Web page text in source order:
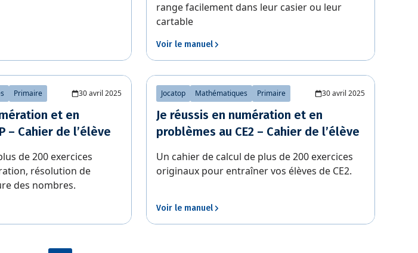
range facilement dans leur casier ou leur
cartable
Voir le manuel
Primaire 30 avril 2025
et en
– Cahier de l’élève
de 200 exercices
résolution de
des nombres.
Jocatop Mathématiques Primaire 30 avril 2025
Je réussis en numération et en
problèmes au CE2 – Cahier de l’élève
Un cahier de calcul de plus de 200 exercices
originaux pour entraîner vos élèves de CE2.
Voir le manuel